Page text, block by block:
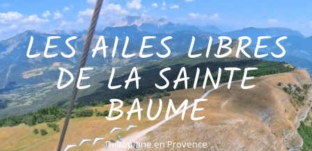
LES AILES LIBRES
DE LA SAINTE
BAUME
Deltaplane en Provence